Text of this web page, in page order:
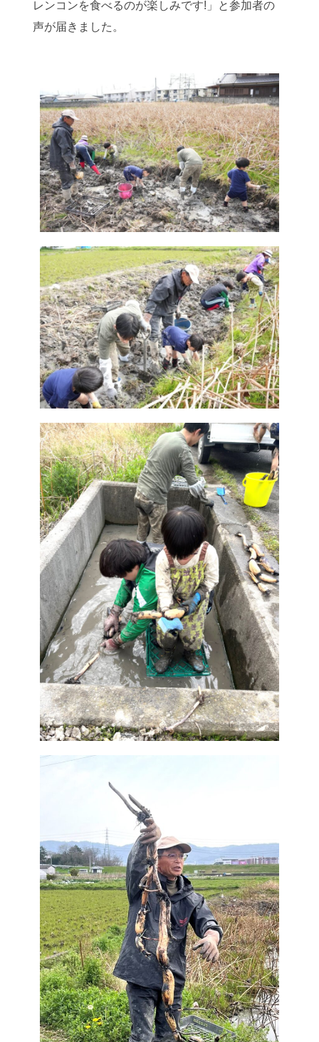
レンコンを食べるのが楽しみです!」と参加者の
声が届きました。